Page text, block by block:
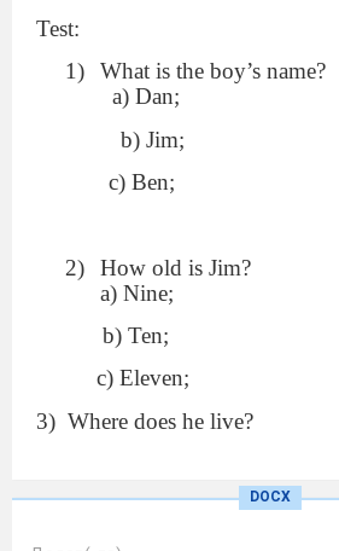
Test:
What is the boy’s
a) Dan;
b) Jim;
c) Ben;
How old is
a) Nine;
b) Ten;
c) Eleven;
3) Where does he live?
b) Oxford;
DOCX